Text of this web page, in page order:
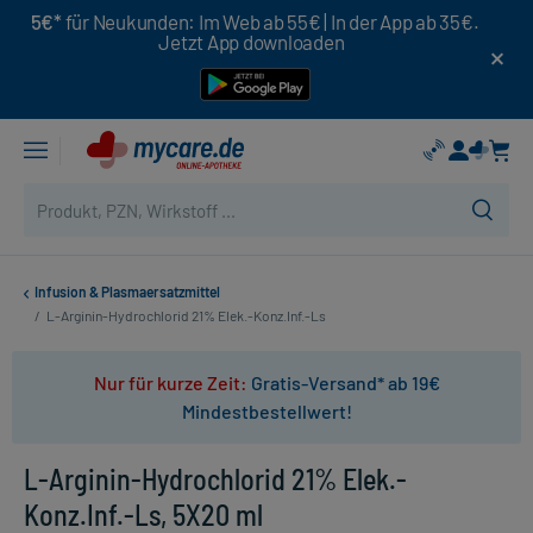
5€* für Neukunden: Im Web ab 55€ | In der App ab 35€.
Jetzt App downloaden
Infusion & Plasmaersatzmittel
/ L-Arginin-Hydrochlorid 21% Elek.-Konz.Inf.-Ls
Nur für kurze Zeit: Gratis-Versand* ab 19€
Mindestbestellwert!
L-Arginin-Hydrochlorid 21% Elek.-
Konz.Inf.-Ls, 5X20 ml